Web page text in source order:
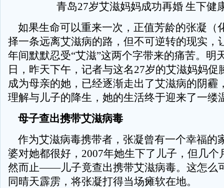
青岛27岁艾滋妈妈成功再婚 生下健
如果生命可以重来一次，正值芳龄的张凝（
择一条远离艾滋病的路，但不可逆转的现实，
年间默默忍受“艾滋”这两个字带来的痛苦。明
日，昨天下午，记者与这名27岁的艾滋妈妈促
成为母亲的她，已经逐渐走出了艾滋病的阴霾
理解与儿子的降生，她的生活终于迎来了一缕
母子查出携带艾滋病毒
作为艾滋病毒携带者，张凝曾有一个幸福的
婆对她都很好，2007年她生下了儿子，但几个
然而止——儿子竟查出携带艾滋病毒。这怎么
同晴天霹雳，将张凝打得当场瘫软在地。